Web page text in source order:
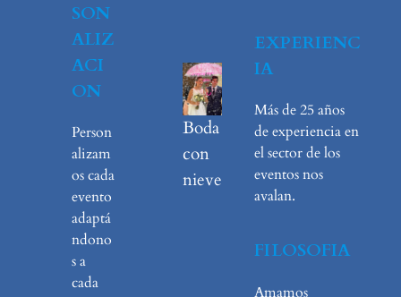
SON
ALIZ
ACI
ON
Person
alizam
os cada
evento
adaptá
ndono
s a
cada
Boda
con
nieve
EXPERIENC
IA
Más de 25 años
de experiencia en
el sector de los
eventos nos
avalan.
FILOSOFIA
Amamos